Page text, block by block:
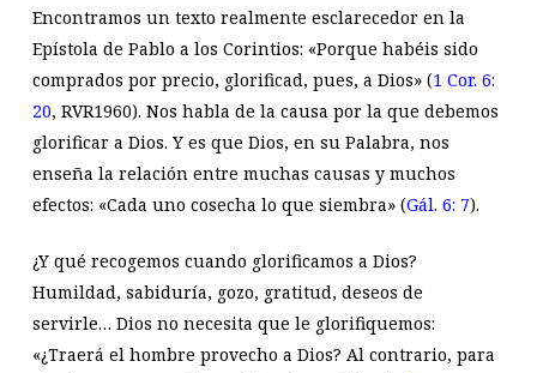
Encontramos un texto realmente esclarecedor en la
Epístola de Pablo a los Corintios: «Porque habéis sido
comprados por precio, glorificad, pues, a Dios» (1 Cor. 6:
20, RVR1960). Nos habla de la causa por la que debemos
glorificar a Dios. Y es que Dios, en su Palabra, nos
enseña la relación entre muchas causas y muchos
efectos: «Cada uno cosecha lo que siembra» (Gál. 6: 7).
¿Y qué recogemos cuando glorificamos a Dios?
Humildad, sabiduría, gozo, gratitud, deseos de
servirle… Dios no necesita que le glorifiquemos:
«¿Traerá el hombre provecho a Dios? Al contrario, para